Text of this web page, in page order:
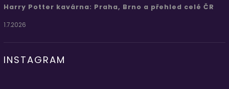
Harry Potter kavárna: Praha, Brno a přehled celé ČR
1.7.2026
INSTAGRAM